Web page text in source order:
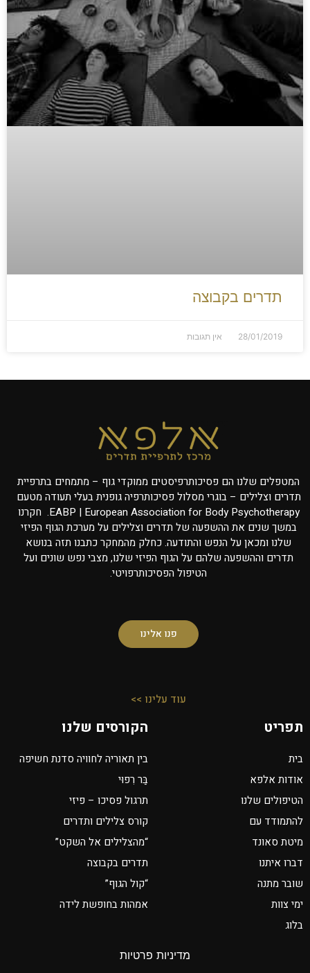
תדרים בקבוצה
28/01/2019 אין תגובות
המטפלים שלנו הם פסיכותרפיסטים ממוקדי גוף – מתמחים בתרפיית
תדרים וצלילים – בוגרי מסלול פסיכותרפיה גופנית בעלי תעודה מטעם
EABP | European Association for Body Psychotherapy. חקרנו
במשך שנים את ההשפעה של תדרים וצלילים על מערכת הגוף הפיזי
שלנו ומכאן על הנפש והתודעה. כחלק מהמחקר כתבנו תזה בנושא
תדרים וההשפעה שלהם על הגוף הפיזי שלנו, מצבי נפש שונים ועל
הטיפול הפסיכותרפויטי.
פנו אלינו
עוד עלינו >>
תפריט
בית
אודות אלפא
הטיפולים שלנו
להתמודד עם
מיטת סאונד
דברו איתנו
שובר מתנה
ימי צוות
בלוג
הקורסים שלנו
בין תאוריה לחוויה סדנת חשיפה
בַּר רִפוּי
תרגול פסיכו – פיזי
קורס צלילים ותדרים
“מהצלילים אל השקט”
תדרים בקבוצה
“קול הגוף”
אמהות בחופשת לידה
מדיניות פרטיות